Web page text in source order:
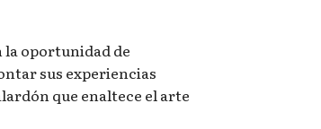
oportunidad de
sus experiencias
que enaltece el arte